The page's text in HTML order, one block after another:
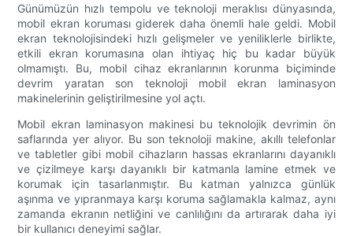
Günümüzün hızlı tempolu ve teknoloji meraklısı dünyasında,
mobil ekran koruması giderek daha önemli hale geldi. Mobil
ekran teknolojisindeki hızlı gelişmeler ve yeniliklerle birlikte,
etkili ekran korumasına olan ihtiyaç hiç bu kadar büyük
olmamıştı. Bu, mobil cihaz ekranlarının korunma biçiminde
devrim yaratan son teknoloji mobil ekran laminasyon
makinelerinin geliştirilmesine yol açtı.
Mobil ekran laminasyon makinesi bu teknolojik devrimin ön
saflarında yer alıyor. Bu son teknoloji makine, akıllı telefonlar
ve tabletler gibi mobil cihazların hassas ekranlarını dayanıklı
ve çizilmeye karşı dayanıklı bir katmanla lamine etmek ve
korumak için tasarlanmıştır. Bu katman yalnızca günlük
aşınma ve yıpranmaya karşı koruma sağlamakla kalmaz, aynı
zamanda ekranın netliğini ve canlılığını da artırarak daha iyi
bir kullanıcı deneyimi sağlar.